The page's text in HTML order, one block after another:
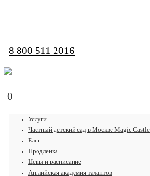
8 800 511 2016
0
Услуги
Частный детский сад в Москве Magic Castle
Блог
Продленка
Цены и расписание
Английская академия талантов